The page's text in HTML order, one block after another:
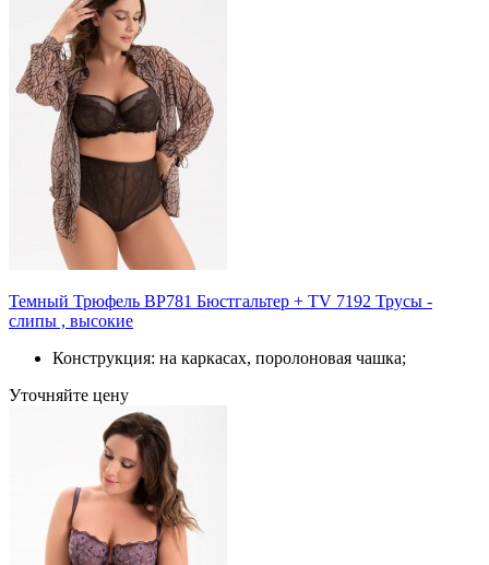
Темный Трюфель BP781 Бюстгальтер + TV 7192 Трусы -
слипы , высокие
Конструкция: на каркасах, поролоновая чашка;
Уточняйте цену